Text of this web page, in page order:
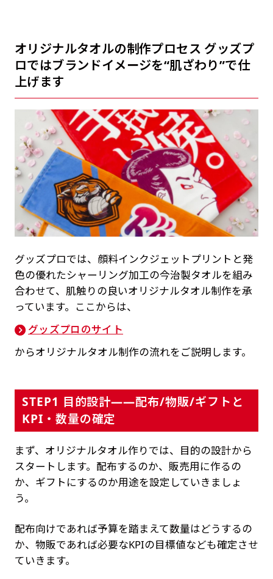
オリジナルタオルの制作プロセス グッズプ
ロではブランドイメージを“肌ざわり”で仕
上げます
グッズプロでは、顔料インクジェットプリントと発
色の優れたシャーリング加工の今治製タオルを組み
合わせて、肌触りの良いオリジナルタオル制作を承
っています。ここからは、
グッズプロのサイト
からオリジナルタオル制作の流れをご説明します。
STEP1 目的設計——配布/物販/ギフトと
KPI・数量の確定
まず、オリジナルタオル作りでは、目的の設計から
スタートします。配布するのか、販売用に作るの
か、ギフトにするのか用途を設定していきましょ
う。
配布向けであれば予算を踏まえて数量はどうするの
か、物販であれば必要なKPIの目標値なども確定させ
ていきます。